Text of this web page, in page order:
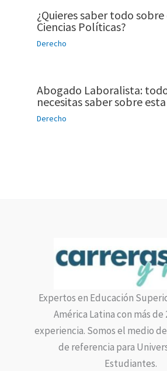
¿Quieres saber todo
Ciencias Políticas?
Derecho
Abogado Laboralista:
necesitas saber sobre
Derecho
Expertos en Educación
América Latina con más de
experiencia. Somos el medio
de referencia para
Estudiantes.